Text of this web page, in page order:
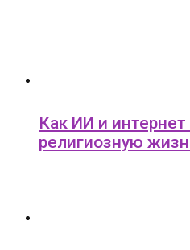
Как ИИ и
религиозную